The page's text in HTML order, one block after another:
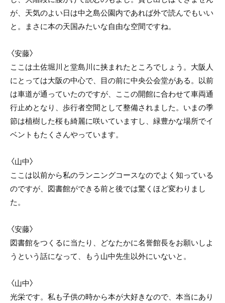
が、天気のよい日は中之島公園内であれば外で読んでもいい
と。まさに本の天国みたいな自由な空間ですね。
〈安藤〉
ここは土佐堀川と堂島川に挟まれたところでしょう。大阪人
にとっては大阪の中心で、目の前に中央公会堂がある。以前
は車道が通っていたのですが、ここの開館に合わせて車両通
行止めとなり、歩行者空間として整備されました。いまの季
節は植樹した桜も綺麗に咲いていますし、緑豊かな場所でイ
ベントもたくさんやっています。
〈山中〉
ここは以前から私のランニングコースなのでよく知っている
のですが、図書館ができる前と後では驚くほど変わりまし
た。
〈安藤〉
図書館をつくるに当たり、どなたかに名誉館長をお願いしよ
うという話になって、もう山中先生以外にいないと。
〈山中〉
光栄です。私も子供の時から本が大好きなので、本当にあり